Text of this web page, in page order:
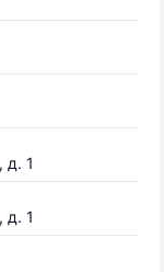
д. 1
д. 1